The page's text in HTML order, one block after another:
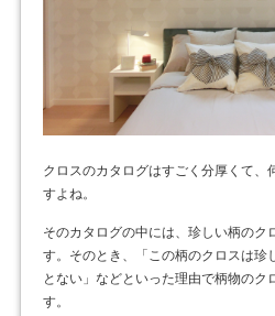
クロスのカタログはすごく分厚くて、
すよね。
そのカタログの中には、珍しい柄のク
す。そのとき、「この柄のクロスは珍
とない」などといった理由で柄物のク
す。